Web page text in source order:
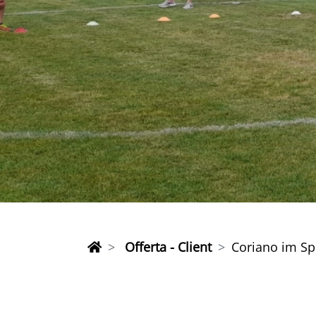
Offerta - Client Coriano im